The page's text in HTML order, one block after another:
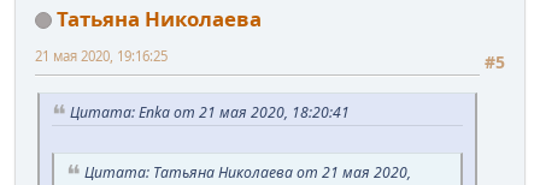
Татьяна Николаева
#5
21 мая 2020, 19:16:25
Цитата: Enka от 21 мая 2020, 18:20:41
Цитата: Татьяна Николаева от 21 мая 2020,